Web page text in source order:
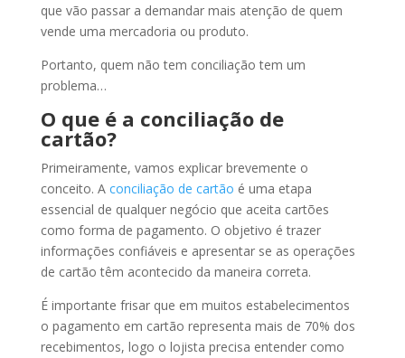
que vão passar a demandar mais atenção de quem
vende uma mercadoria ou produto.
Portanto, quem não tem conciliação tem um
problema…
O que é a conciliação de
cartão?
Primeiramente, vamos explicar brevemente o
conceito. A conciliação de cartão é uma etapa
essencial de qualquer negócio que aceita cartões
como forma de pagamento. O objetivo é trazer
informações confiáveis e apresentar se as operações
de cartão têm acontecido da maneira correta.
É importante frisar que em muitos estabelecimentos
o pagamento em cartão representa mais de 70% dos
recebimentos, logo o lojista precisa entender como